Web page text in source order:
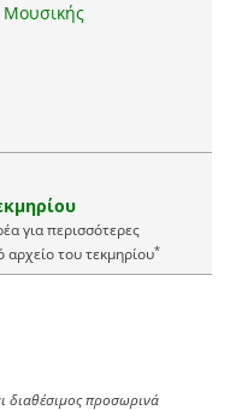
Μουσικής
για περισσότερες
αρχείο του τεκμηρίου*
διαθέσιμος προσωρινά